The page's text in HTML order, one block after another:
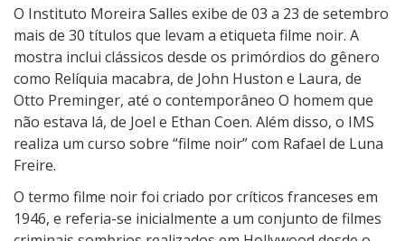
O
I
R
n
o
I
n
s
t
i
O Instituto Moreira Salles exibe de 03 a 23 de setembro
mais de 30 títulos que levam a etiqueta filme noir. A
mostra inclui clássicos desde os primórdios do gênero
como Relíquia macabra, de John Huston e Laura, de
Otto Preminger, até o contemporâneo O homem que
não estava lá, de Joel e Ethan Coen. Além disso, o IMS
realiza um curso sobre “filme noir” com Rafael de Luna
Freire.
O termo filme noir foi criado por críticos franceses em
1946, e referia-se inicialmente a um conjunto de filmes